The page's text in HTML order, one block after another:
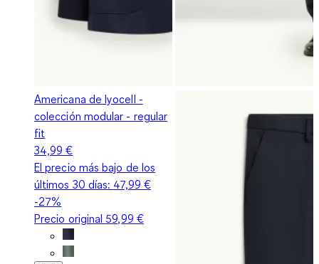
Americana de lyocell -
colección modular - regular
fit
34,99 €
El precio más bajo de los
últimos 30 días: 47,99 €
-27%
Precio original 59,99 €